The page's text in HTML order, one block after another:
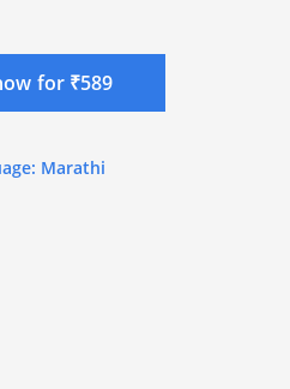
for ₹589
Marathi